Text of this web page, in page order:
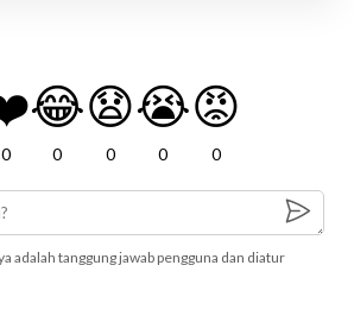
0
😂
0
😧
0
😭
0
😡
0
adalah tanggung jawab pengguna dan diatur